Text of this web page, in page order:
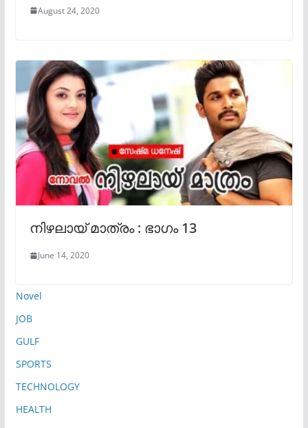
August 24, 2020
നിഴലായ് മാത്രം : ഭാഗം 13
June 14, 2020
Novel
JOB
GULF
SPORTS
TECHNOLOGY
HEALTH